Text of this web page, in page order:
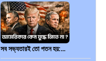
সব সভ্যতারই তো পতন হয়:…